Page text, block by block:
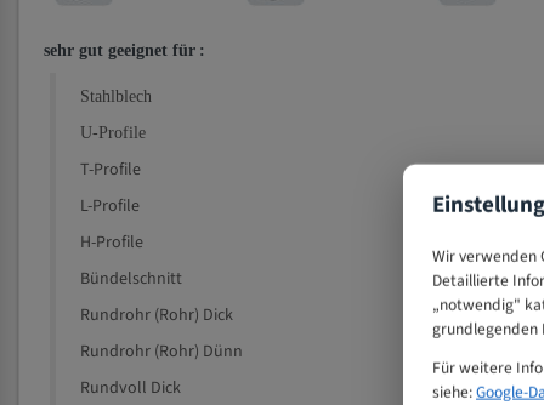
sehr gut geeignet für :
Stahlblech
U-Profile
T-Profile
L-Profile
H-Profile
Bündelschnitt
Rundrohr (Rohr) Dick
Rundrohr (Rohr) Dünn
Rundvoll Dick
Wir verwenden
Detaillierte
„notwendig"
grundlegenden
Für weitere
siehe:Google-